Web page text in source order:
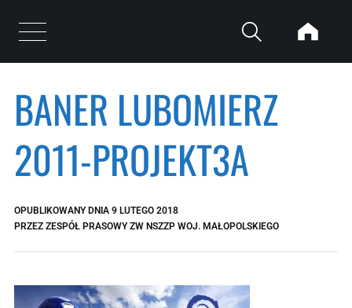
Otwórz menu
BANER LUBOMIERZ
2011-PROJEKT3A
OPUBLIKOWANY DNIA 9 LUTEGO 2018
PRZEZ ZESPÓŁ PRASOWY ZW NSZZP WOJ. MAŁOPOLSKIEGO